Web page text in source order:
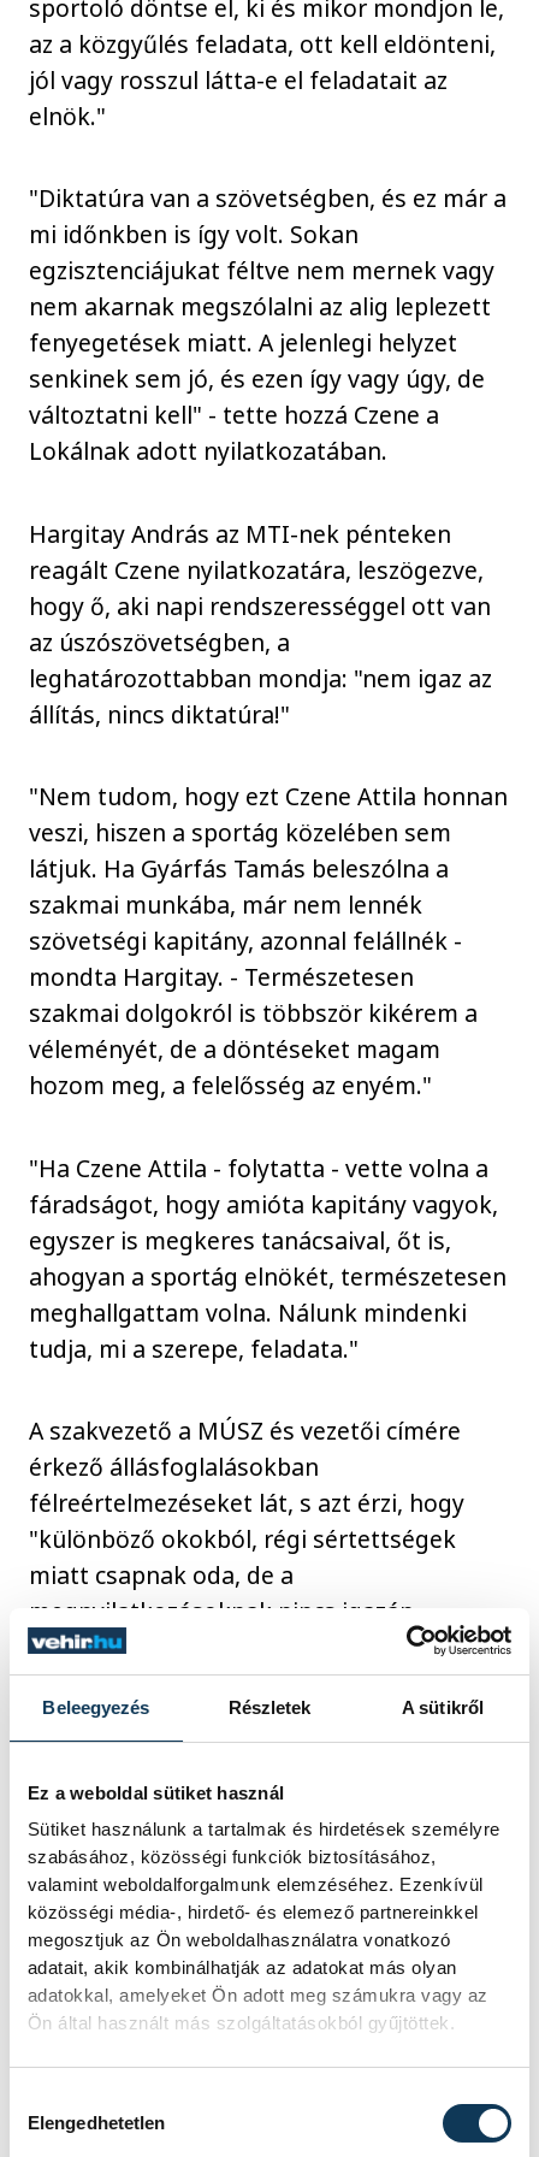
Beleegyezés Részletek A sütikről
Ez a weboldal sütiket használ
Sütiket használunk a tartalmak és hirdetések személyre
szabásához, közösségi funkciók biztosításához,
valamint weboldalforgalmunk elemzéséhez. Ezenkívül
közösségi média-, hirdető- és elemező partnereinkkel
megosztjuk az Ön weboldalhasználatra vonatkozó
adatait, akik kombinálhatják az adatokat más olyan
adatokkal, amelyeket Ön adott meg számukra vagy az
Ön által használt más szolgáltatásokból gyűjtöttek.
Elengedhetetlen
sportoló döntse el, ki és mikor mondjon le,
az a közgyűlés feladata, ott kell eldönteni,
jól vagy rosszul látta-e el feladatait az
elnök."
"Diktatúra van a szövetségben, és ez már a
mi időnkben is így volt. Sokan
egzisztenciájukat féltve nem mernek vagy
nem akarnak megszólalni az alig leplezett
fenyegetések miatt. A jelenlegi helyzet
senkinek sem jó, és ezen így vagy úgy, de
változtatni kell" - tette hozzá Czene a
Lokálnak adott nyilatkozatában.
Hargitay András az MTI-nek pénteken
reagált Czene nyilatkozatára, leszögezve,
hogy ő, aki napi rendszerességgel ott van
az úszószövetségben, a
leghatározottabban mondja: "nem igaz az
állítás, nincs diktatúra!"
"Nem tudom, hogy ezt Czene Attila honnan
veszi, hiszen a sportág közelében sem
látjuk. Ha Gyárfás Tamás beleszólna a
szakmai munkába, már nem lennék
szövetségi kapitány, azonnal felállnék -
mondta Hargitay. - Természetesen
szakmai dolgokról is többször kikérem a
véleményét, de a döntéseket magam
hozom meg, a felelősség az enyém."
"Ha Czene Attila - folytatta - vette volna a
fáradságot, hogy amióta kapitány vagyok,
egyszer is megkeres tanácsaival, őt is,
ahogyan a sportág elnökét, természetesen
meghallgattam volna. Nálunk mindenki
tudja, mi a szerepe, feladata."
A szakvezető a MÚSZ és vezetői címére
érkező állásfoglalásokban
félreértelmezéseket lát, s azt érzi, hogy
"különböző okokból, régi sértettségek
miatt csapnak oda, de a
megnyilatkozásoknak nincs igazán
tartalmuk, konkrétumok kellenének".
Hargitay András szerint Czene, az egykori
úszótárs, aki szintén Széchy Tamás-
Széchy idején mit jelentett, de akkor sem
volt diktatúra".
"Úgy gondolom, a magyar úszósportban
azóta is fegyelem van, munkafegyelem, a
cél érdekében" - tette hozzá.
Az úszószövetség és a versenyzők
nyilvános vitáját kedden Rio háromszoros
bajnoka, Hosszú Katinka indította el, aki